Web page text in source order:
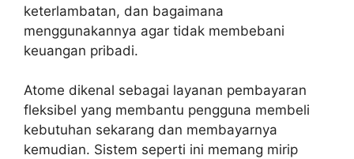
keterlambatan, dan bagaimana
menggunakannya agar tidak membebani
keuangan pribadi.
Atome dikenal sebagai layanan pembayaran
fleksibel yang membantu pengguna membeli
kebutuhan sekarang dan membayarnya
kemudian. Sistem seperti ini memang mirip